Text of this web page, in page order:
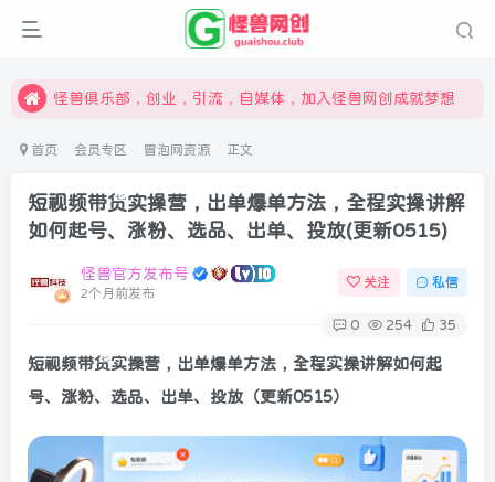
限时开通会员更享折扣，超高返佣
怪兽俱乐部，创业，引流，自媒体，加入怪兽网创成就梦想
首页 会员专区 冒泡网资源 正文
短视频带货实操营，出单爆单方法，全程实操讲解
如何起号、涨粉、选品、出单、投放(更新0515)
怪兽官方发布号
2个月前发布
关注 私信
0 254 35
短视频带货实操营，出单爆单方法，全程实操讲解如何起
号、涨粉、选品、出单、投放（更新0515）